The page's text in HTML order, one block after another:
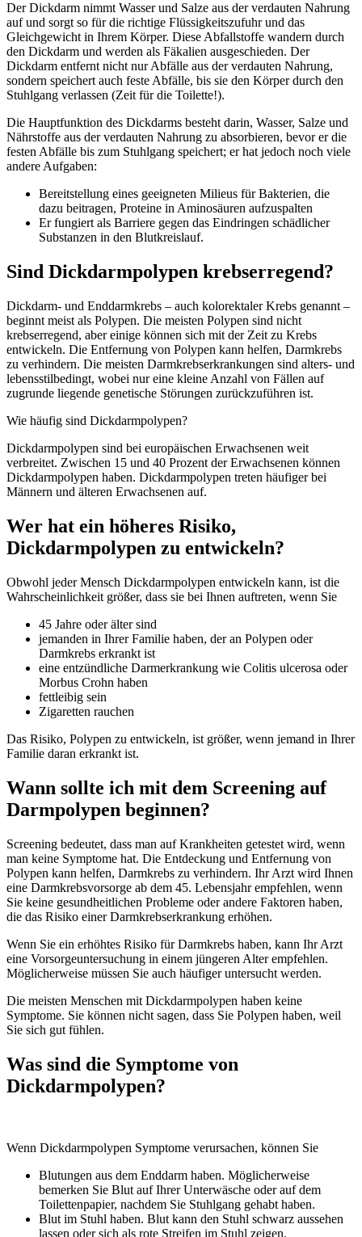
Der Dickdarm nimmt Wasser und Salze aus der verdauten Nahrung
auf und sorgt so für die richtige Flüssigkeitszufuhr und das
Gleichgewicht in Ihrem Körper. Diese Abfallstoffe wandern durch
den Dickdarm und werden als Fäkalien ausgeschieden. Der
Dickdarm entfernt nicht nur Abfälle aus der verdauten Nahrung,
sondern speichert auch feste Abfälle, bis sie den Körper durch den
Stuhlgang verlassen (Zeit für die Toilette!).
Die Hauptfunktion des Dickdarms besteht darin, Wasser, Salze und
Nährstoffe aus der verdauten Nahrung zu absorbieren, bevor er die
festen Abfälle bis zum Stuhlgang speichert; er hat jedoch noch viele
andere Aufgaben:
Bereitstellung eines geeigneten Milieus für Bakterien, die
dazu beitragen, Proteine in Aminosäuren aufzuspalten
Er fungiert als Barriere gegen das Eindringen schädlicher
Substanzen in den Blutkreislauf.
Sind Dickdarmpolypen krebserregend?
Dickdarm- und Enddarmkrebs – auch kolorektaler Krebs genannt –
beginnt meist als Polypen. Die meisten Polypen sind nicht
krebserregend, aber einige können sich mit der Zeit zu Krebs
entwickeln. Die Entfernung von Polypen kann helfen, Darmkrebs
zu verhindern. Die meisten Darmkrebserkrankungen sind alters- und
lebensstilbedingt, wobei nur eine kleine Anzahl von Fällen auf
zugrunde liegende genetische Störungen zurückzuführen ist.
Wie häufig sind Dickdarmpolypen?
Dickdarmpolypen sind bei europäischen Erwachsenen weit
verbreitet. Zwischen 15 und 40 Prozent der Erwachsenen können
Dickdarmpolypen haben. Dickdarmpolypen treten häufiger bei
Männern und älteren Erwachsenen auf.
Wer hat ein höheres Risiko,
Dickdarmpolypen zu entwickeln?
Obwohl jeder Mensch Dickdarmpolypen entwickeln kann, ist die
Wahrscheinlichkeit größer, dass sie bei Ihnen auftreten, wenn Sie
45 Jahre oder älter sind
jemanden in Ihrer Familie haben, der an Polypen oder
Darmkrebs erkrankt ist
eine entzündliche Darmerkrankung wie Colitis ulcerosa oder
Morbus Crohn haben
fettleibig sein
Zigaretten rauchen
Das Risiko, Polypen zu entwickeln, ist größer, wenn jemand in Ihrer
Familie daran erkrankt ist.
Wann sollte ich mit dem Screening auf
Darmpolypen beginnen?
Screening bedeutet, dass man auf Krankheiten getestet wird, wenn
man keine Symptome hat. Die Entdeckung und Entfernung von
Polypen kann helfen, Darmkrebs zu verhindern. Ihr Arzt wird Ihnen
eine Darmkrebsvorsorge ab dem 45. Lebensjahr empfehlen, wenn
Sie keine gesundheitlichen Probleme oder andere Faktoren haben,
die das Risiko einer Darmkrebserkrankung erhöhen.
Wenn Sie ein erhöhtes Risiko für Darmkrebs haben, kann Ihr Arzt
eine Vorsorgeuntersuchung in einem jüngeren Alter empfehlen.
Möglicherweise müssen Sie auch häufiger untersucht werden.
Die meisten Menschen mit Dickdarmpolypen haben keine
Symptome. Sie können nicht sagen, dass Sie Polypen haben, weil
Sie sich gut fühlen.
Was sind die Symptome von
Dickdarmpolypen?
Wenn Dickdarmpolypen Symptome verursachen, können Sie
Blutungen aus dem Enddarm haben. Möglicherweise
bemerken Sie Blut auf Ihrer Unterwäsche oder auf dem
Toilettenpapier, nachdem Sie Stuhlgang gehabt haben.
Blut im Stuhl haben. Blut kann den Stuhl schwarz aussehen
lassen oder sich als rote Streifen im Stuhl zeigen.